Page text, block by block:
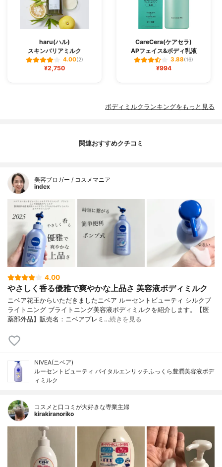
haru(ハル)
スキンバリアミルク
4.00(2)
¥2,750
CareCera(ケアセラ)
APフェイス&ボディ乳液
3.88(16)
¥994
ボディミルクランキングをもっと見る
関連おすすめクチコミ
美容ブロガー / コスメマニア
index
4.00
やさしく香る優雅で爽やかな上品さ 美容液ボディミルク
ニベア花王からいただきましたニベア ルーセントビューティ シルクブ
ライトニング ブライトニング美容液ボディミルクを紹介します。【医
薬部外品】販売名：ニベアプレミ…続きを見る
NIVEA(ニベア)
ルーセントビューティ バイタルエンリッチふっくら豊潤美容液ボデ
ィミルク
コスメと口コミが大好きな専業主婦
kirakiranoriko